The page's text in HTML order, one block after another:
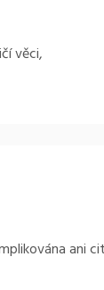
věci,
ani